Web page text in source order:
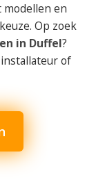
en
Op zoek
in Duffel?
of